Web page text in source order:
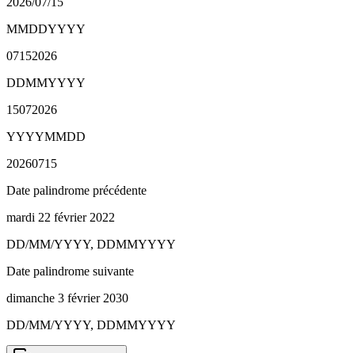
MMDDYYYY
07152026
DDMMYYYY
15072026
YYYYMMDD
20260715
Date palindrome précédente
mardi 22 février 2022
DD/MM/YYYY, DDMMYYYY
Date palindrome suivante
dimanche 3 février 2030
DD/MM/YYYY, DDMMYYYY